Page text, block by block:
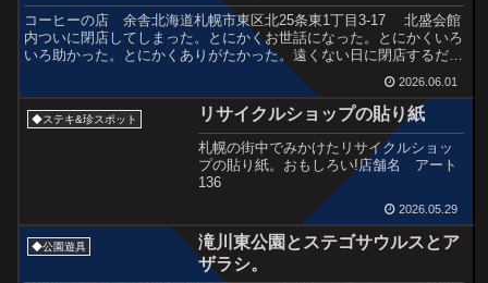
コーヒーの店 余舎北海道札幌市東区北25条東1丁目3-17 北盛会館
内ついに閉店してしまった。とにかくお世話になった。とにかくいろ
いろ助かった。とにかくありがたかった。遠くない日に閉店するだろ
うと心のどこかでは思っていた。ほんとうに閉店し...
2026.06.01
◆ステキ&珍スポット リサイクルショップの貼り紙
札幌の街中でみかけたリサイクルショッ
プの貼り紙。おもしろい!店舗名 アート
136
2026.05.29
◆公園遊具
滝川東公園とステゴサウルスとア
ザラシ。